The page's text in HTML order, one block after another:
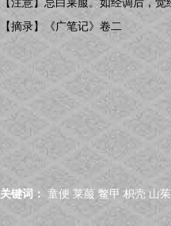
【摘录】《广笔记》卷二
关键词： 童便 莱菔 鳖甲 枳壳 山